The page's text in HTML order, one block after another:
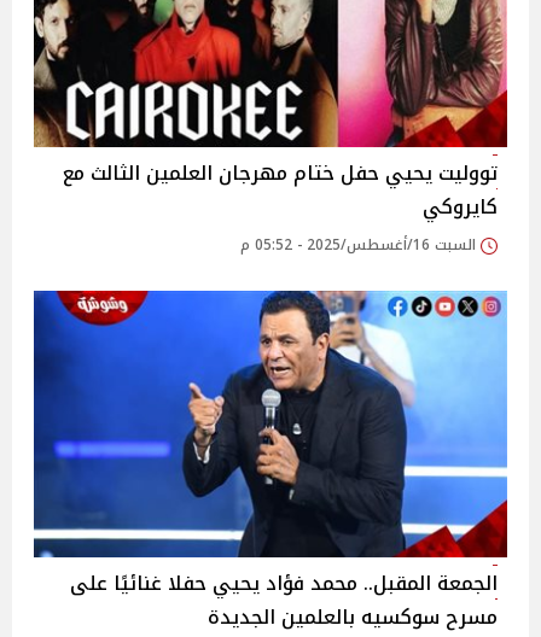
تووليت يحيي حفل ختام مهرجان العلمين الثالث مع
كايروكي‎
السبت 16/أغسطس/2025 - 05:52 م
الجمعة المقبل.. محمد فؤاد يحيي حفلا غنائيًا على
مسرح سوكسيه بالعلمين الجديدة